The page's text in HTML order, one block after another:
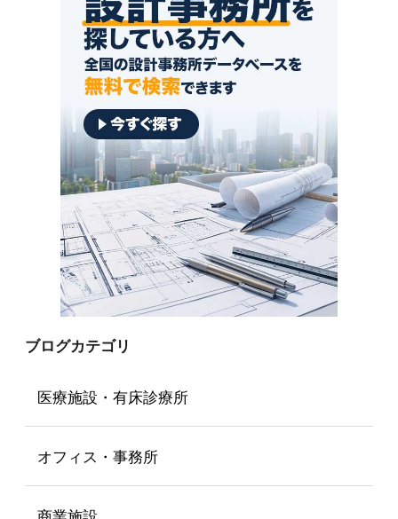
ブログカテゴリ
医療施設・有床診療所
オフィス・事務所